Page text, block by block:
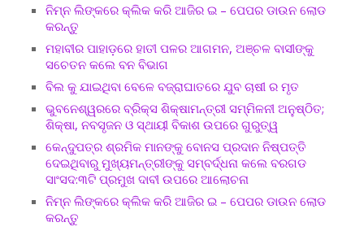
ନିମ୍ନ ଲିଙ୍କରେ କ୍ଲିକ କରି ଆଜିର ଇ – ପେପର ଡାଉନ ଲୋଡ
କରନ୍ତୁ
ମହାବୀର ପାହାଡ଼ରେ ହାତୀ ପଳର ଆଗମନ, ଅଞ୍ଚଳ ବାସୀଙ୍କୁ
ସଚେତନ କଲେ ବନ ବିଭାଗ
ବିଲ କୁ ଯାଇଥିବା ବେଳେ ବଜ୍ରାଘାତରେ ଯୁବ ଚାଷୀ ର ମୃତ
ଭୁବନେଶ୍ୱରରେ ବ୍ରିକ୍ସ ଶିକ୍ଷାମନ୍ତ୍ରୀ ସମ୍ମିଳନୀ ଅନୁଷ୍ଠିତ;
ଶିକ୍ଷା, ନବସୃଜନ ଓ ସ୍ଥାୟୀ ବିକାଶ ଉପରେ ଗୁରୁତ୍ୱ
କେନ୍ଦୁପତ୍ର ଶ୍ରମିକ ମାନଙ୍କୁ ବୋନସ ପ୍ରଦାନ ନିଷ୍ପତ୍ତି
ଦେଇଥିବାରୁ ମୁଖ୍ୟମନ୍ତ୍ରୀଙ୍କୁ ସମ୍ବର୍ଦ୍ଧନା କଲେ ବରଗଡ
ସାଂସଦ:୩ଟି ପ୍ରମୁଖ ଦାବୀ ଉପରେ ଆଲୋଚନା
ନିମ୍ନ ଲିଙ୍କରେ କ୍ଲିକ କରି ଆଜିର ଇ – ପେପର ଡାଉନ ଲୋଡ
କରନ୍ତୁ